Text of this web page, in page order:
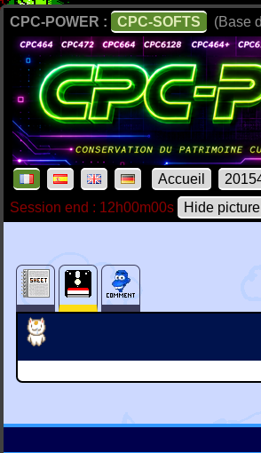
CPC-POWER : CPC-SOFTS (Base
Accueil
Session end : 12h00m00s
Hide